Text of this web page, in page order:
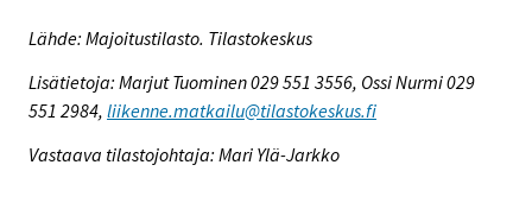
Lähde: Majoitustilasto. Tilastokeskus
Lisätietoja: Marjut Tuominen 029 551 3556, Ossi Nurmi 029
551 2984, liikenne.matkailu@tilastokeskus.fi
Vastaava tilastojohtaja: Mari Ylä-Jarkko